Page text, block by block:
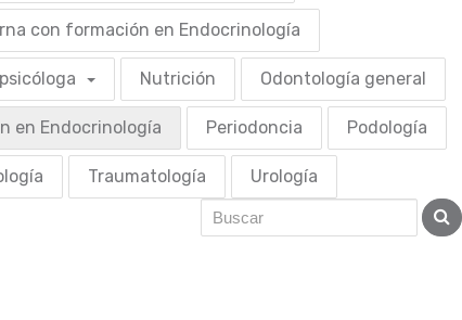
con formación en Endocrinología
Nutrición Odontología general
en Endocrinología Periodoncia Podología
Traumatología Urología